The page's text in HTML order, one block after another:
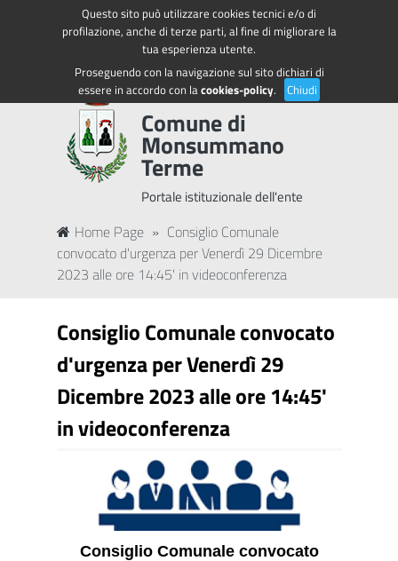
Questo sito può utilizzare cookies tecnici e/o di
profilazione, anche di terze parti, al fine di migliorare la
tua esperienza utente.
Proseguendo con la navigazione sul sito dichiari di
essere in accordo con lacookies-policy. Chiudi
Regione Toscana Accedi ai servizi
Comune di
Monsummano
Terme
Portale istituzionale dell'ente
Home Page » Consiglio Comunale
convocato d'urgenza per Venerdì 29 Dicembre
2023 alle ore 14:45' in videoconferenza
Consiglio Comunale convocato
d'urgenza per Venerdì 29
Dicembre 2023 alle ore 14:45'
in videoconferenza
Consiglio Comunale convocato